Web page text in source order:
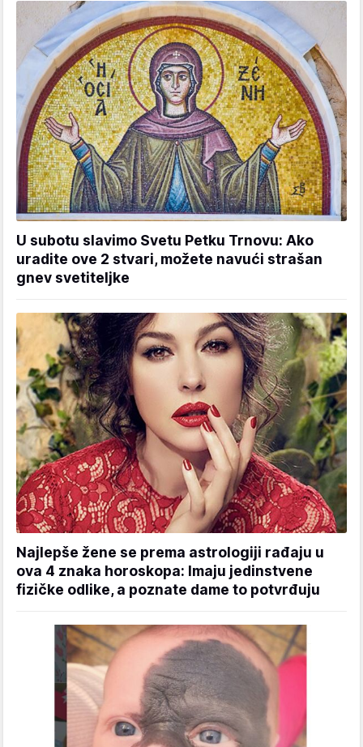
U subotu slavimo Svetu Petku Trnovu: Ako
uradite ove 2 stvari, možete navući strašan
gnev svetiteljke
Najlepše žene se prema astrologiji rađaju u
ova 4 znaka horoskopa: Imaju jedinstvene
fizičke odlike, a poznate dame to potvrđuju